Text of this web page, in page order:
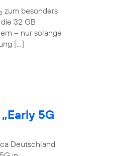
2 zum besonders
32 GB
– nur solange
[…]
5G
Deutschland